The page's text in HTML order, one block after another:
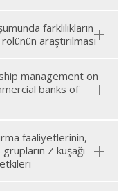
farklılıkların
araştırılması
management on
banks of
faaliyetlerinin,
Z kuşağı